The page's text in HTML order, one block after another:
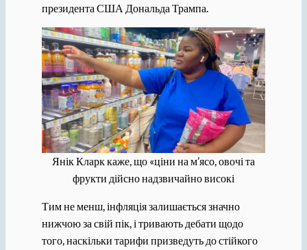
президента США Дональда Трампа.
Янік Кларк каже, що «ціни на м’ясо, овочі та
фрукти дійсно надзвичайно високі
Тим не менш, інфляція залишається значно
нижчою за свій пік, і тривають дебати щодо
того, наскільки тарифи призведуть до стійкого